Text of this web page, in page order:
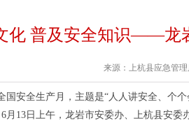
化 普及安全知识——龙
来源：上杭县应急管理
安全生产月，主题是“人人讲安全、个
月13日上午，龙岩市安委办、上杭县安